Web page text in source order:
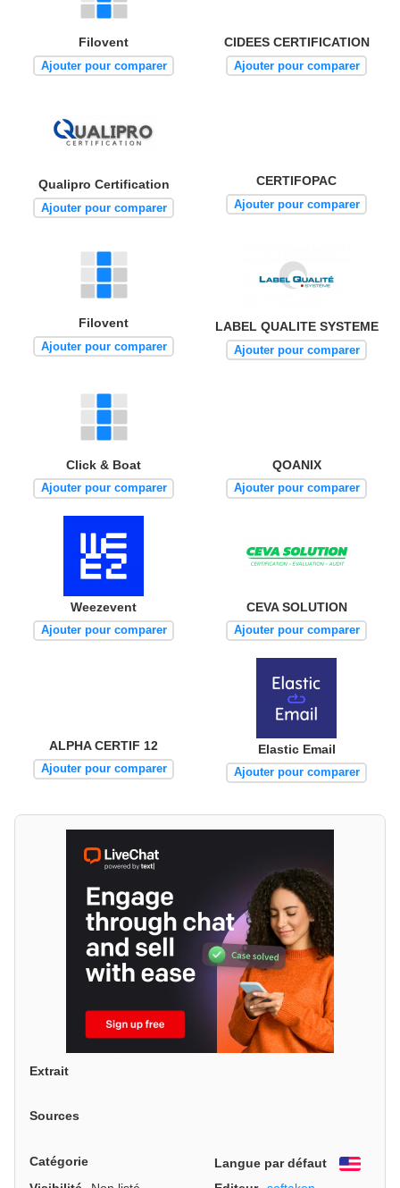
Filovent
Ajouter pour comparer
CIDEES CERTIFICATION
Ajouter pour comparer
Qualipro Certification
Ajouter pour comparer
CERTIFOPAC
Ajouter pour comparer
Filovent
Ajouter pour comparer
LABEL QUALITE SYSTEME
Ajouter pour comparer
Click & Boat
Ajouter pour comparer
QOANIX
Ajouter pour comparer
Weezevent
Ajouter pour comparer
CEVA SOLUTION
Ajouter pour comparer
ALPHA CERTIF 12
Ajouter pour comparer
Elastic Email
Ajouter pour comparer
Extrait
Sources
Catégorie Langue par défaut